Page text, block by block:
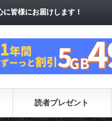
皆様にお届けします！
皆様にお届けします！
読者プレゼント